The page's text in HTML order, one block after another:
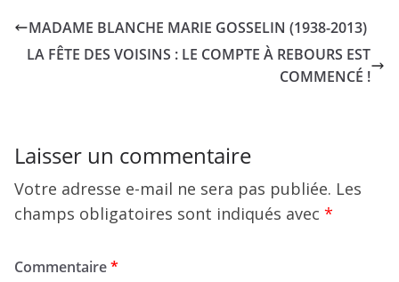
MADAME BLANCHE MARIE GOSSELIN (1938-2013)
LA FÊTE DES VOISINS : LE COMPTE À REBOURS EST
COMMENCÉ !
Laisser un commentaire
Votre adresse e-mail ne sera pas publiée. Les
champs obligatoires sont indiqués avec *
Commentaire*